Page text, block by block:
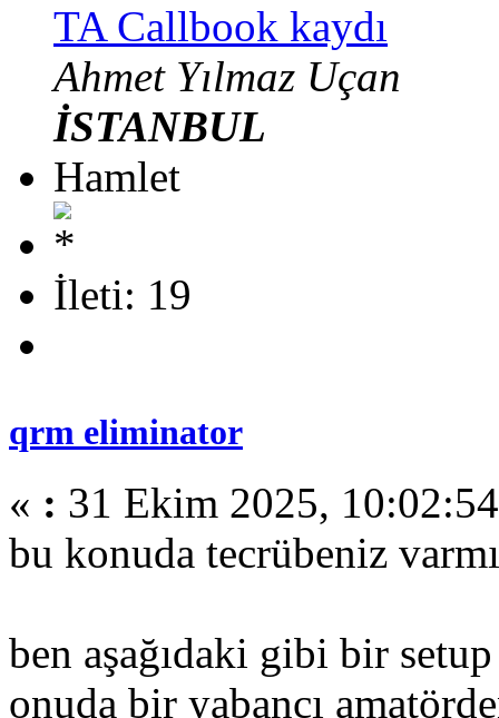
TA Callbook kaydı
Ahmet Yılmaz Uçan
İSTANBUL
Hamlet
İleti: 19
qrm eliminator
« : 31 Ekim 2025,
bu konuda tecrübeniz
ben aşağıdaki gibi bir
onuda bir yabancı